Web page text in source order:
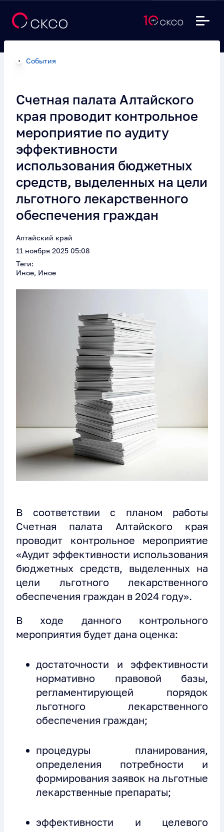
События
Счетная палата Алтайского
края проводит контрольное
мероприятие по аудиту
эффективности
использования бюджетных
средств, выделенных на цели
льготного лекарственного
обеспечения граждан
Алтайский край
11 ноября 2025 05:08
Теги:
Иное, Иное
В соответствии с планом работы
Счетная палата Алтайского края
проводит контрольное мероприятие
«Аудит эффективности использования
бюджетных средств, выделенных на
цели льготного лекарственного
обеспечения граждан в 2024 году».
В ходе данного контрольного
мероприятия будет дана оценка:
достаточности и эффективности
нормативно правовой базы,
регламентирующей порядок
льготного лекарственного
обеспечения граждан;
процедуры планирования,
определения потребности и
формирования заявок на льготные
лекарственные препараты;
эффективности и целевого